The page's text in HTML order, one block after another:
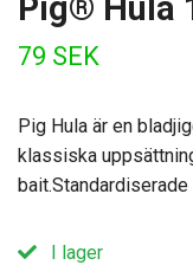
Pig® Hula
79 SEK
Pig Hula är en
klassiska
I lager